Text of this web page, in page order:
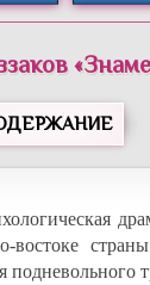
«
востоке